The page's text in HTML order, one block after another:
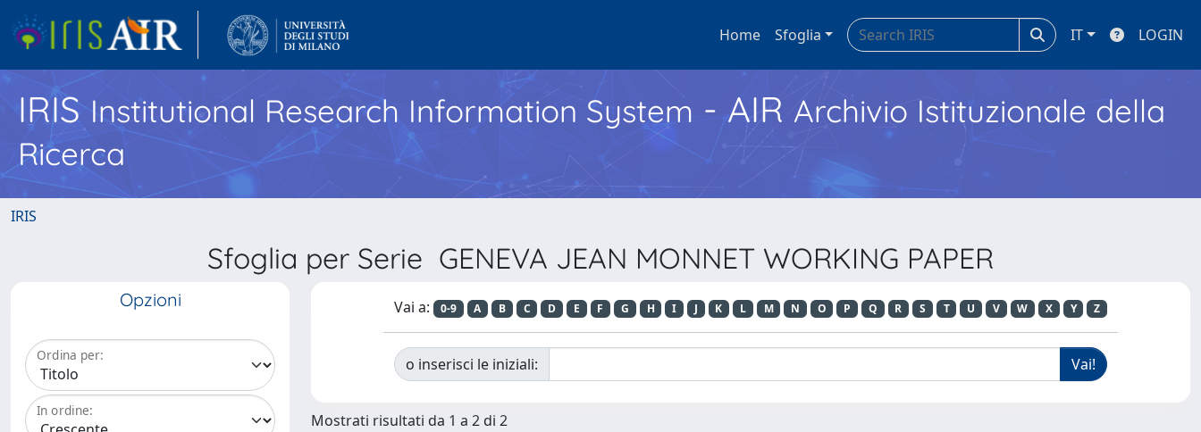
Home Sfoglia IT LOGIN
IRISInstitutional Research Information System - AIR Archivio Istituzionale della
Ricerca
IRIS
Sfoglia per Serie GENEVA JEAN MONNET WORKING PAPER
Opzioni
Ordina per:
In ordine:
Vai a: 0-9 A B C D E F G H I J K L M N O P Q R S T U V W X Y Z
o inserisci le iniziali:
Mostrati risultati da 1 a 2 di 2